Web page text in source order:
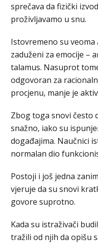
sprečava da fizički
proživljavamo u snu.
Istovremeno su
zaduženi za emocije –
talamus. Nasuprot
odgovoran za
procjenu, manje je
Zbog toga snovi često
snažno, iako su
događajima. Naučnici
normalan dio
Postoji i još jedna
vjeruje da su snovi
govore suprotno.
Kada su istraživači
tražili od njih da opišu